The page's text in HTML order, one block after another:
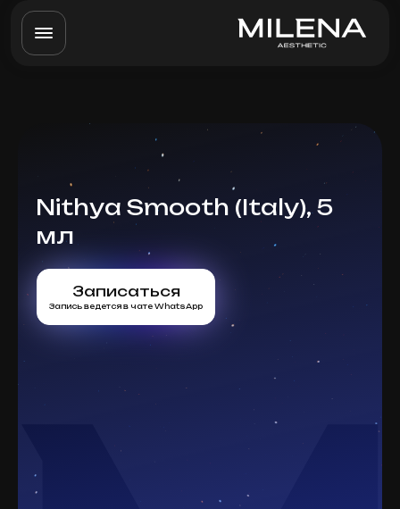
Nithya Smooth (Italy), 5
мл
Записаться
Запись ведется в чате WhatsApp